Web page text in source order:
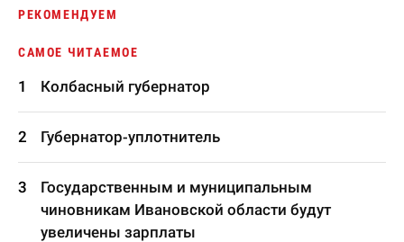
РЕКОМЕНДУЕМ
САМОЕ ЧИТАЕМОЕ
Колбасный губернатор
Губернатор-уплотнитель
Государственным и муниципальным
чиновникам Ивановской области будут
увеличены зарплаты